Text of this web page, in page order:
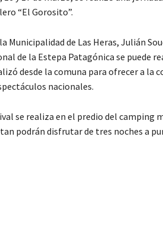
“El Gorosito”.
Municipalidad de Las Heras, Julián
de la Estepa Patagónica se puede
desde la comuna para ofrecer a la
nacionales.
se realiza en el predio del camping
podrán disfrutar de tres noches a